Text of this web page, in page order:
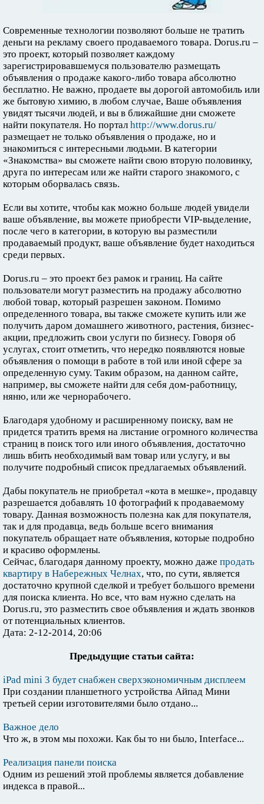
Современные технологии позволяют больше не тратить
деньги на рекламу своего продаваемого товара. Dorus.ru –
это проект, который позволяет каждому
зарегистрировавшемуся пользователю размещать
объявления о продаже какого-либо товара абсолютно
бесплатно. Не важно, продаете вы дорогой автомобиль или
же бытовую химию, в любом случае, Ваше объявления
увидят тысячи людей, и вы в ближайшие дни сможете
найти покупателя. Но портал http://www.dorus.ru/
размещает не только объявления о продаже, но и
знакомиться с интересными людьми. В категории
«Знакомства» вы сможете найти свою вторую половинку,
друга по интересам или же найти старого знакомого, с
которым оборвалась связь.
Если вы хотите, чтобы как можно больше людей увидели
ваше объявление, вы можете приобрести VIP-выделение,
после чего в категории, в которую вы разместили
продаваемый продукт, ваше объявление будет находиться
среди первых.
Dorus.ru – это проект без рамок и границ. На сайте
пользователи могут разместить на продажу абсолютно
любой товар, который разрешен законом. Помимо
определенного товара, вы также сможете купить или же
получить даром домашнего животного, растения, бизнес-
акции, предложить свои услуги по бизнесу. Говоря об
услугах, стоит отметить, что нередко появляются новые
объявления о помощи в работе в той или иной сфере за
определенную суму. Таким образом, на данном сайте,
например, вы сможете найти для себя дом-работницу,
няню, или же чернорабочего.
Благодаря удобному и расширенному поиску, вам не
придется тратить время на листание огромного количества
страниц в поиск того или иного объявления, достаточно
лишь вбить необходимый вам товар или услугу, и вы
получите подробный список предлагаемых объявлений.
Дабы покупатель не приобретал «кота в мешке», продавцу
разрешается добавлять 10 фотографий к продаваемому
товару. Данная возможность полезна как для покупателя,
так и для продавца, ведь больше всего внимания
покупатель обращает нате объявления, которые подробно
и красиво оформлены.
Сейчас, благодаря данному проекту, можно даже продать
квартиру в Набережных Челнах, что, по сути, является
достаточно крупной сделкой и требует большого времени
для поиска клиента. Но все, что вам нужно сделать на
Dorus.ru, это разместить свое объявления и ждать звонков
от потенциальных клиентов.
Дата: 2-12-2014, 20:06
Предыдущие статьи сайта:
iPad mini 3 будет снабжен сверхэкономичным дисплеем
При создании планшетного устройства Айпад Мини
третьей серии изготовителями было отдано...
Важное дело
Что ж, в этом мы похожи. Как бы то ни было, Interface...
Реализация панели поиска
Одним из решений этой проблемы является добавление
индекса в правой...